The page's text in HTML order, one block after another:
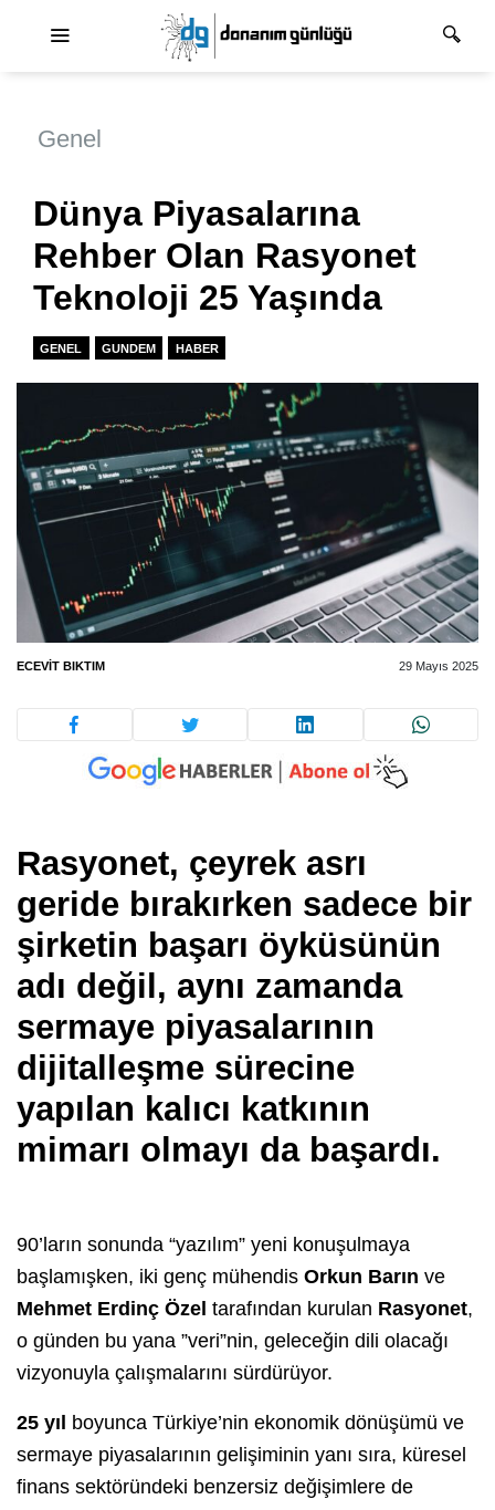
Genel
Dünya Piyasalarına
Rehber Olan Rasyonet
Teknoloji 25 Yaşında
GENEL GUNDEM HABER
ECEVIT BIKTIM 29 Mayıs 2025
Rasyonet, çeyrek asrı
geride bırakırken sadece bir
şirketin başarı öyküsünün
adı değil, aynı zamanda
sermaye piyasalarının
dijitalleşme sürecine
yapılan kalıcı katkının
mimarı olmayı da başardı.
90’ların sonunda “yazılım” yeni konuşulmaya
başlamışken, iki genç mühendis Orkun Barın ve
Mehmet Erdinç Özel tarafından kurulan Rasyonet,
o günden bu yana ”veri”nin, geleceğin dili olacağı
vizyonuyla çalışmalarını sürdürüyor.
25 yıl boyunca Türkiye’nin ekonomik dönüşümü ve
sermaye piyasalarının gelişiminin yanı sıra, küresel
finans sektöründeki benzersiz değişimlere de